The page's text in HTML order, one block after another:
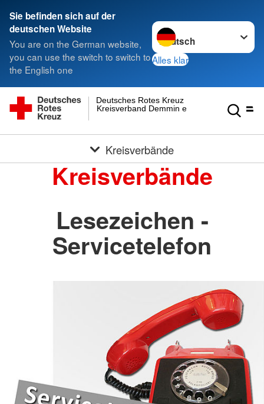
Sie befinden sich auf der
deutschen Website
You are on the German website,
you can use the switch to switch to
the English one
Sprache wechseln zu
Alles klar
Kreisverband Demmin e.V.
Deutsches Rotes Kreuz
Kreisverbände
Kreisverbände
Lesezeichen -
Servicetelefon